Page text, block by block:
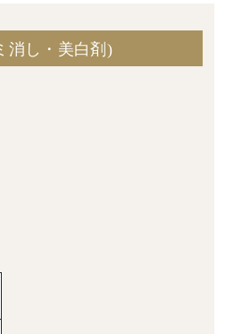
消し・美白剤)